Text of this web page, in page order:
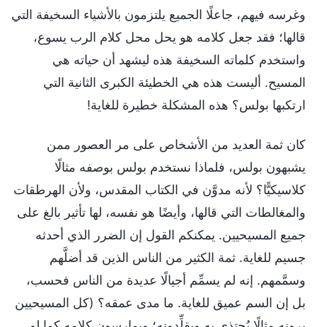
وغرسه فيهم، جاعلًا الجميع يلتزمون بالأشياء السخيفة التي
قالها؛ فقد جعل كلامه هو يحل محل كلام الرب يسوع،
واستخدم كلماته السخيفة هذه ليشهد أن حياته هي
المسيح. أليست هذه هي الخطيئة الكبرى الثانية التي
ارتكبها بولس؟ هذه المشكلة خطيرة للغاية!
كان ثمة العديد من الأشخاص على مر العصور ممن
يشبهون بولس، فلماذا نستخدم بولس بوصفه مثالًا
كلاسيكيًّا؟ لأنه مدوَّن في الكتاب المقدس، ولأن الهرطقات
والمغالطات التي قالها، وأيضًا هو نفسه، لها تأثير بالغ على
جميع المسيحيين. يمكنكم القول إن الضرر الذي أحدثه
جسيم للغاية. ثمة الكثير من الناس الذين قد أضلَّهم
وسمَّمهم. إنه لم يسمِّم أجيالًا عديدة من الناس فحسب،
بل إن السم عميق للغاية. ما مدى عمقه؟ (كل المسيحيين